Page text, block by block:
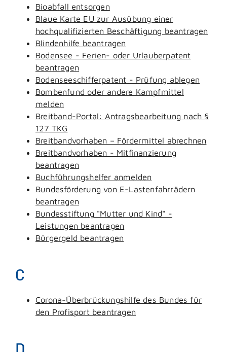
Bioabfall entsorgen
Blaue Karte EU zur Ausübung einer
hochqualifizierten Beschäftigung beantragen
Blindenhilfe beantragen
Bodensee - Ferien- oder Urlauberpatent
beantragen
Bodenseeschifferpatent - Prüfung ablegen
Bombenfund oder andere Kampfmittel
melden
Breitband-Portal: Antragsbearbeitung nach §
127 TKG
Breitbandvorhaben – Fördermittel abrechnen
Breitbandvorhaben - Mitfinanzierung
beantragen
Buchführungshelfer anmelden
Bundesförderung von E-Lastenfahrrädern
beantragen
Bundesstiftung "Mutter und Kind" -
Leistungen beantragen
Bürgergeld beantragen
C
Corona-Überbrückungshilfe des Bundes für
den Profisport beantragen